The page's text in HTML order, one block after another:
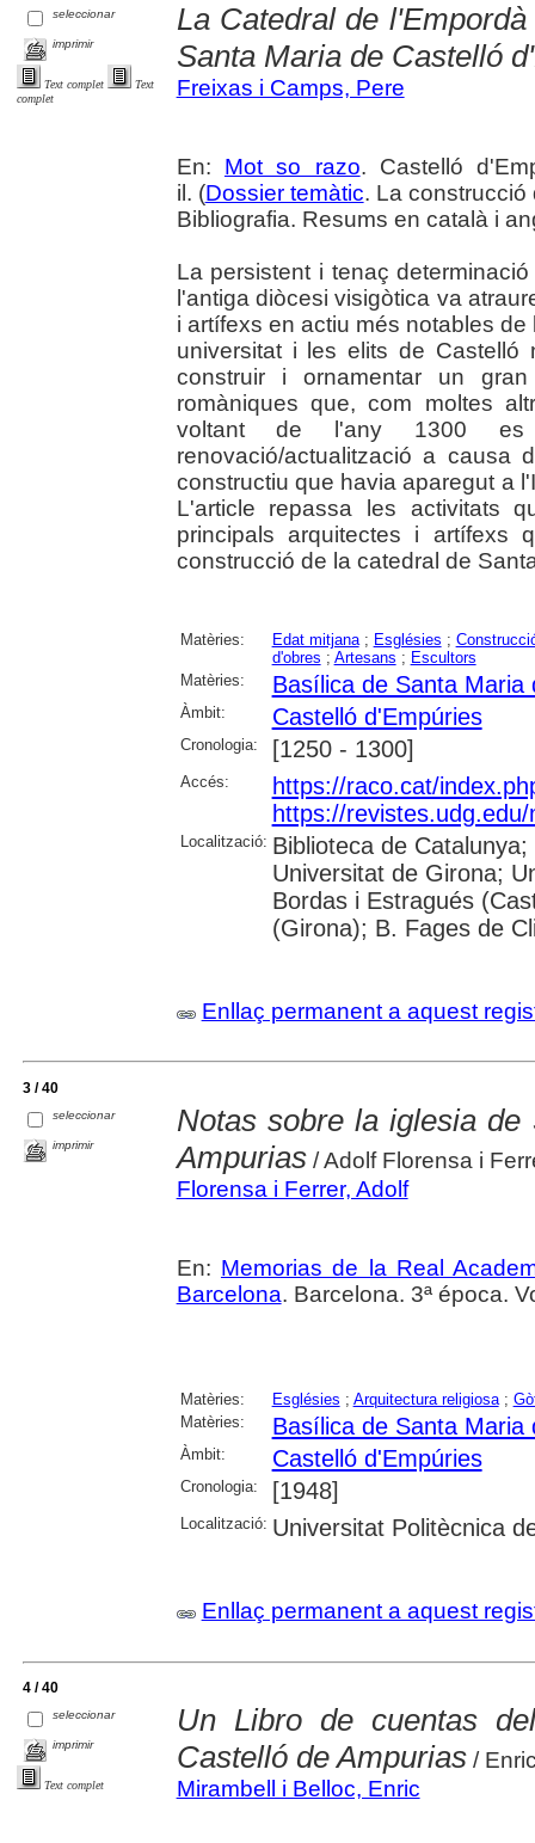
seleccionar
imprimir
Text complet
Text
complet
La Catedral de
Santa Maria de Castelló
Freixas i Camps, Pere
En: Mot so razo. Castelló
il. (Dossier temàtic. La
Bibliografia. Resums en català i
La persistent i tenaç
l'antiga diòcesi visigòtica va
i artífexs en actiu més notables
universitat i les elits de
construir i ornamentar un
romàniques que, com moltes
voltant de l'any 1300
renovació/actualització a
constructiu que havia aparegut a
L'article repassa les activitats
principals arquitectes i artífexs
construcció de la catedral de
Matèries: Edat mitjana; Esglésies ;
d'obres ; Artesans ; Escultors
Matèries:
Basílica de Santa Maria
Àmbit: Castelló d'Empúries
Cronologia: [1250 - 1300]
Accés:
https://raco.cat/
https://
Localització: Biblioteca de
Universitat de Girona;
Bordas i Estragués
(Girona); B. Fages de
Enllaç permanent a aquest
3 / 40
seleccionar
imprimir
Notas sobre la iglesia
Ampurias/ Adolf Florensa i
Florensa i Ferrer, Adolf
En: Memorias de la Real
Barcelona. Barcelona. 3ª época.
Matèries: Esglésies ; Arquitectura religiosa;
Matèries:
Basílica de Santa Maria
Àmbit: Castelló d'Empúries
Cronologia: [1948]
Localització: Universitat Politècnica
Enllaç permanent a aquest
4 / 40
seleccionar
imprimir
Text complet
Un Libro de cuentas
Castelló de Ampurias/
Mirambell i Belloc, Enric